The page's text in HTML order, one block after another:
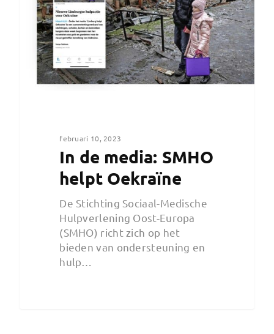
februari 10, 2023
In de media: SMHO
helpt Oekraïne
De Stichting Sociaal-Medische
Hulpverlening Oost-Europa
(SMHO) richt zich op het
bieden van ondersteuning en
hulp…